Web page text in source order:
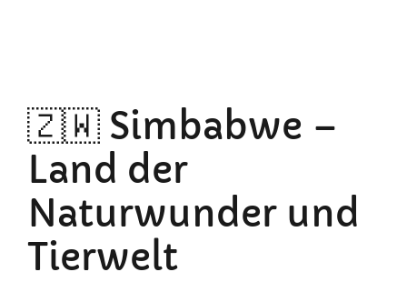
🇿🇼 Simbabwe –
Land der
Naturwunder und
Tierwelt